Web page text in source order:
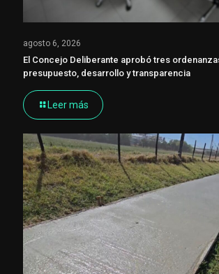
agosto 6, 2026
El Concejo Deliberante aprobó tres
presupuesto, desarrollo y transparencia
Leer más